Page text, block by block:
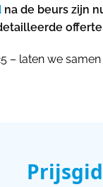
na de beurs zijn
– laten we